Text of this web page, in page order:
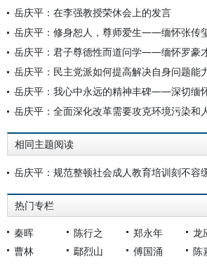
岳庆平：在李强教授荣休会上的发言
岳庆平：修身恕人，尊师爱生——缅怀张传
岳庆平：君子尊德性而道问学——缅怀罗豪
岳庆平：民主党派如何提高解决自身问题能
岳庆平：我心中永远的精神丰碑——深切缅
岳庆平：全面深化改革需要攻克环境污染和
相同主题阅读
岳庆平：规范整顿社会成人教育培训刻不容
热门专栏
秦晖 陈行之 郑永年 龙
曹林
鄢烈山 傅国涌 陈